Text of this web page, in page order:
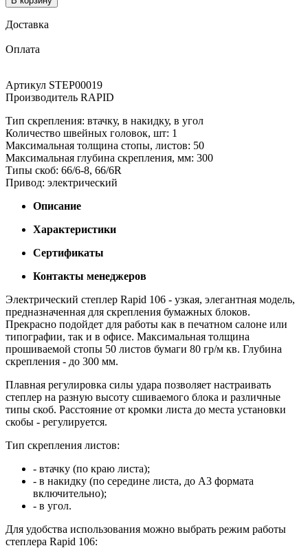
Доставка
Оплата
Артикул STEP00019
Производитель RAPID
Тип скрепления: втачку, в накидку, в угол
Количество швейных головок, шт: 1
Максимальная толщина стопы, листов: 50
Максимальная глубина скрепления, мм: 300
Типы скоб: 66/6-8, 66/6R
Привод: электрический
Описание
Характеристики
Сертификаты
Контакты менеджеров
Электрический степлер Rapid 106 - узкая, элегантная модель,
предназначенная для скрепления бумажных блоков.
Прекрасно подойдет для работы как в печатном салоне или
типографии, так и в офисе. Максимальная толщина
прошиваемой стопы 50 листов бумаги 80 гр/м кв. Глубина
скрепления - до 300 мм.
Плавная регулировка силы удара позволяет настраивать
степлер на разную высоту сшиваемого блока и различные
типы скоб. Расстояние от кромки листа до места установки
скобы - регулируется.
Тип скрепления листов:
- втачку (по краю листа);
- в накидку (по середине листа, до А3 формата
включительно);
- в угол.
Для удобства использования можно выбрать режим работы
степлера Rapid 106: